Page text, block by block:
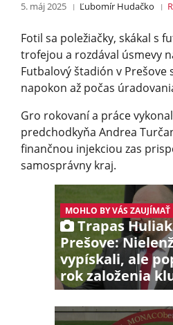
5. máj 2025 Ľubomír Hudačko
Fotil sa poležiačky, skákal s
trofejou a rozdával úsmevy
Futbalový štadión v
napokon až počas
Gro rokovaní a práce
predchodkyňa Andrea
finančnou injekciou zas
samosprávny kraj.
MOHLO BY VÁS ZAUJÍMAŤ
Trapas
Prešove:
vypískali, ale
rok založenia